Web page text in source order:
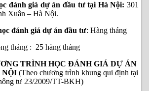
đánh giá dự án đầu tư tại Hà Nội: 301
Xuân – Hà Nội.
đánh giá dự án đầu tư: Hàng tháng
tháng : 25 hàng tháng
TRÌNH HỌC ĐÁNH GIÁ DỰ ÁN
NỘI(Theo chương trình khung qui định tại
tư 23/2009/TT-BKH)